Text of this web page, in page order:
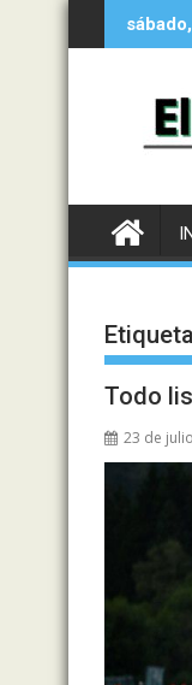
al
Todo
23 de